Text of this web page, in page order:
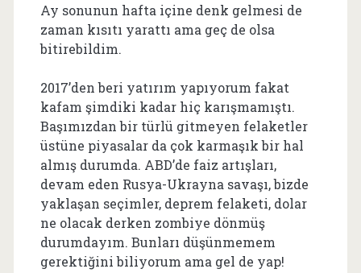
Ay sonunun hafta içine denk gelmesi de
zaman kısıtı yarattı ama geç de olsa
bitirebildim.
2017’den beri yatırım yapıyorum fakat
kafam şimdiki kadar hiç karışmamıştı.
Başımızdan bir türlü gitmeyen felaketler
üstüne piyasalar da çok karmaşık bir hal
almış durumda. ABD’de faiz artışları,
devam eden Rusya-Ukrayna savaşı, bizde
yaklaşan seçimler, deprem felaketi, dolar
ne olacak derken zombiye dönmüş
durumdayım. Bunları düşünmemem
gerektiğini biliyorum ama gel de yap!